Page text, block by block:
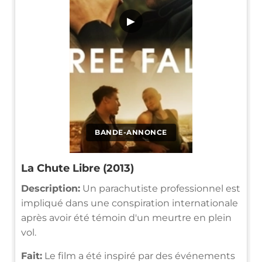
BANDE-ANNONCE
▶
La Chute Libre (2013)
Description: Un parachutiste professionnel est
impliqué dans une conspiration internationale
après avoir été témoin d'un meurtre en plein
vol.
Fait: Le film a été inspiré par des événements